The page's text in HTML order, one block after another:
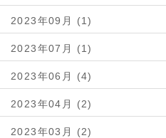
2023年09月 (1)
2023年07月 (1)
2023年06月 (4)
2023年04月 (2)
2023年03月 (2)